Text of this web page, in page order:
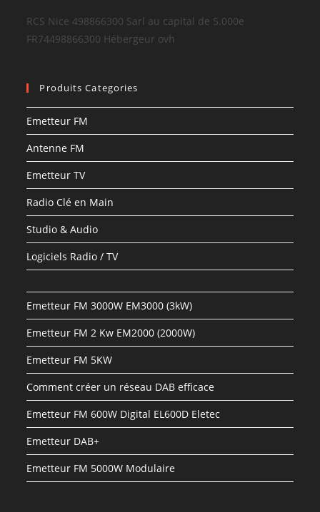
RCS Nice 498866300 Sarl au capital de 5.000e
FR74498866300 Hébergeur ovh
Produits Categories
Emetteur FM
Antenne FM
Emetteur TV
Radio Clé en Main
Studio & Audio
Logiciels Radio / TV
Emetteur FM 3000W EM3000 (3kW)
Emetteur FM 2 Kw EM2000 (2000W)
Emetteur FM 5KW
Comment créer un réseau DAB efficace
Emetteur FM 600W Digital EL600D Eletec
Emetteur DAB+
Emetteur FM 5000W Modulaire